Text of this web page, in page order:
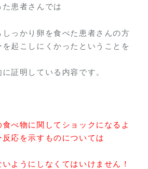
患者さんでは
っかり卵を食べた患者さんの方
起こしにくかったということを
証明している内容です。
食べ物に関してショックになるよ
反応を示すものについては
ようにしなくてはいけません！